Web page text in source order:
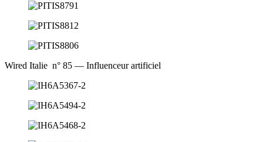
Wired Italie n° 85 — Influenceur artificiel